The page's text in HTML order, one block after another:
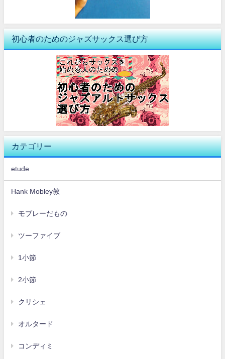
初心者のためのジャズサックス選び方
カテゴリー
etude
Hank Mobley教
モブレーだもの
ツーファイブ
1小節
2小節
クリシェ
オルタード
コンディミ